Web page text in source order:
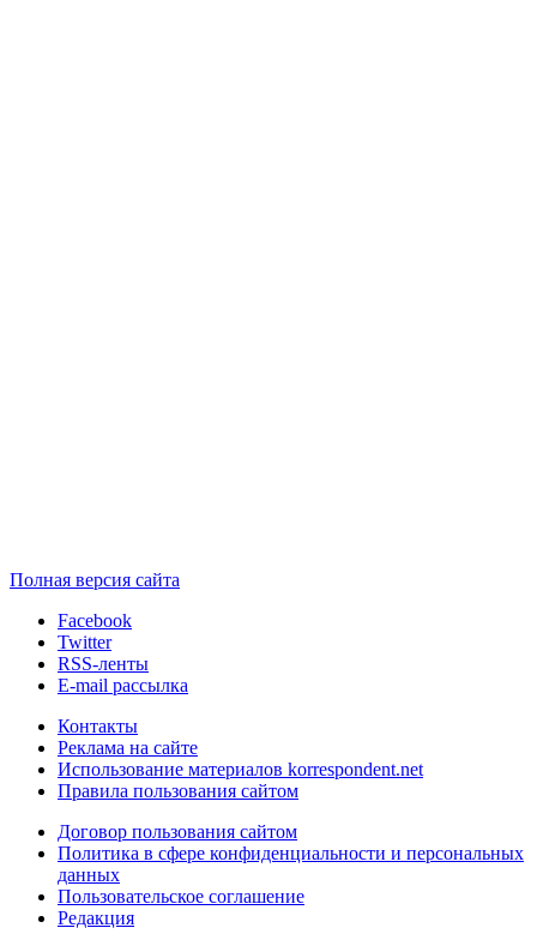
Полная версия сайта
Facebook
Twitter
RSS-ленты
E-mail рассылка
Контакты
Реклама на сайте
Использование материалов korrespondent.net
Правила пользования сайтом
Договор пользования сайтом
Политика в сфере конфиденциальности и персональных
данных
Пользовательское соглашение
Редакция